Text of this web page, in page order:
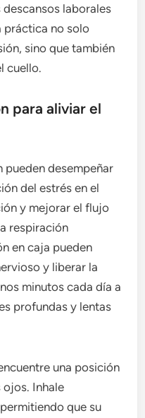
laborales
práctica no solo
sino que también
cuello.
para aliviar el
pueden desempeñar
del estrés en el
y mejorar el flujo
respiración
en caja pueden
y liberar la
minutos cada día a
profundas y lentas
una posición
Inhale
que su